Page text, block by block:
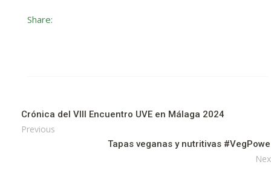
Share:
Crónica del VIII Encuentro UVE en Málaga 2024
Previous
Tapas veganas y nutritivas